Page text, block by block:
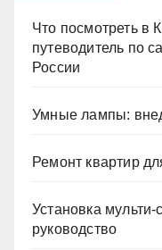
Что посмотреть в
путеводитель по
России
Умные лампы:
Ремонт квартир
Установка
руководство